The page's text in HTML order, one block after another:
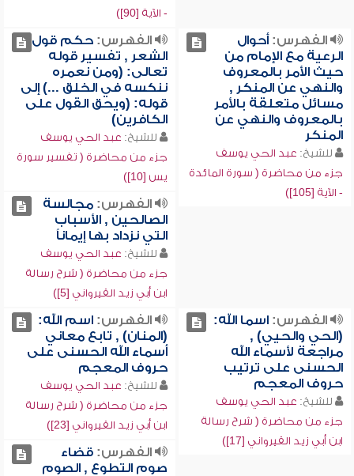
- الآية [90])
الفهرس:أحوال
الرعية مع الإمام من
حيث الأمر بالمعروف
والنهي عن المنكر ,
مسائل متعلقة بالأمر
بالمعروف والنهي عن
المنكر
للشيخ: عبد الحي يوسف
جزء من محاضرة ( سورة المائدة
- الآية [105])
الفهرس:حكم قول
الشعر , تفسير قوله
تعالى: (ومن نعمره
ننكسه في الخلق ...) إلى
قوله: (ويحق القول على
الكافرين)
للشيخ: عبد الحي يوسف
جزء من محاضرة ( تفسير سورة
يس [10])
الفهرس:مجالسة
الصالحين , الأسباب
التي نزداد بها إيماناً
للشيخ: عبد الحي يوسف
جزء من محاضرة ( شرح رسالة
ابن أبي زيد القيرواني [5])
الفهرس:اسما الله:
(الحي والحيي) ,
مراجعة لأسماء الله
الحسنى على ترتيب
حروف المعجم
للشيخ: عبد الحي يوسف
جزء من محاضرة ( شرح رسالة
ابن أبي زيد القيرواني [17])
الفهرس:اسم الله:
(المنان) , تابع معاني
أسماء الله الحسنى على
حروف المعجم
للشيخ: عبد الحي يوسف
جزء من محاضرة ( شرح رسالة
ابن أبي زيد القيرواني [23])
الفهرس:قضاء
صوم التطوع , الصوم